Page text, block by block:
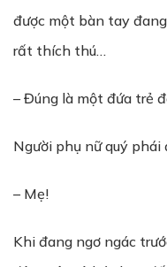
được một bàn tay
rất thích thú…
– Đúng là một đứa trẻ
Người phụ nữ quý phái
– Mẹ!
Khi đang ngơ ngác